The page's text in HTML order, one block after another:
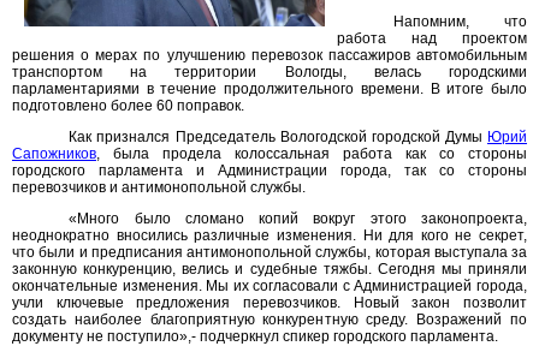
Напомним, что
работа над проектом
решения о мерах по улучшению перевозок пассажиров автомобильным
транспортом на территории Вологды, велась городскими
парламентариями в течение продолжительного времени. В итоге было
подготовлено более 60 поправок.
Как признался Председатель Вологодской городской Думы Юрий
Сапожников, была продела колоссальная работа как со стороны
городского парламента и Администрации города, так со стороны
перевозчиков и антимонопольной службы.
«Много было сломано копий вокруг этого законопроекта,
неоднократно вносились различные изменения. Ни для кого не секрет,
что были и предписания антимонопольной службы, которая выступала за
законную конкуренцию, велись и судебные тяжбы. Сегодня мы приняли
окончательные изменения. Мы их согласовали с Администрацией города,
учли ключевые предложения перевозчиков. Новый закон позволит
создать наиболее благоприятную конкурентную среду. Возражений по
документу не поступило»,- подчеркнул спикер городского парламента.